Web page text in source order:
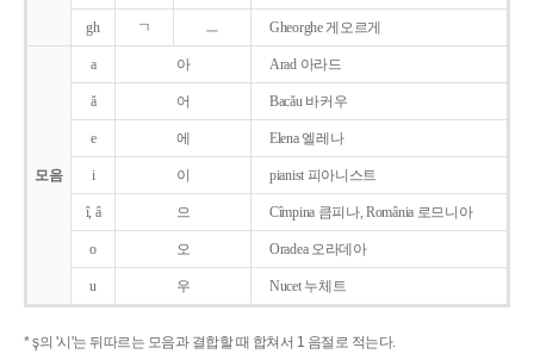
gh ㄱ ㅡ Gheorghe 게오르게
모음
a 아 Arad 아라드
ǎ 어 Bacǎu 바커우
e 에 Elena 엘레나
i 이 pianist 피아니스트
î, â 으 Cîmpina 큼피나, România 로므니아
o 오 Oradea 오라데아
u 우 Nucet 누체트
* ş의 '시'는 뒤따르는 모음과 결합할 때 합쳐서 1 음절로 적는다.